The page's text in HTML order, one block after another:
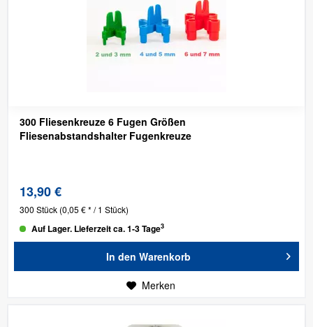
300 Fliesenkreuze 6 Fugen Größen
Fliesenabstandshalter Fugenkreuze
13,90 €
300 Stück (0,05 € * / 1 Stück)
Auf Lager. Lieferzeit ca. 1-3 Tage3
In den Warenkorb
Merken